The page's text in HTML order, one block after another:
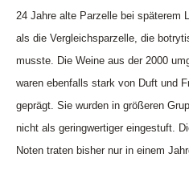
24 Jahre alte Parzelle bei späterem
als die Vergleichsparzelle, die
musste. Die Weine aus der 2000
waren ebenfalls stark von Duft und
geprägt. Sie wurden in größeren
nicht als geringwertiger eingestuft.
Noten traten bisher nur in einem